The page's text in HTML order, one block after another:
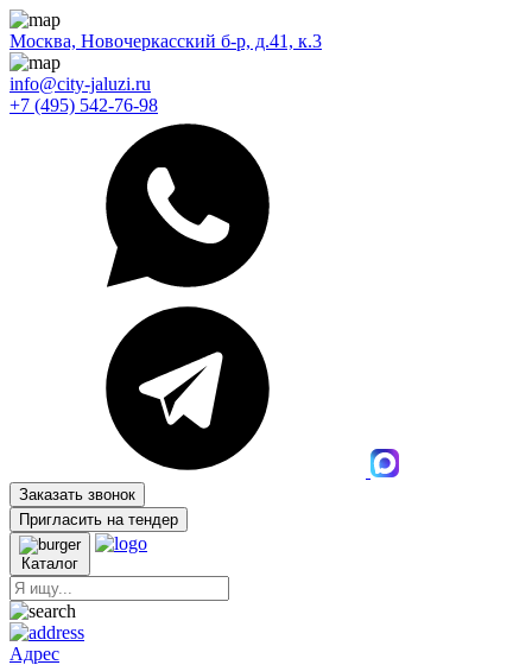
Москва, Новочеркасский б-р, д.41, к.3
info@city-jaluzi.ru
+7 (495) 542-76-98
Заказать звонок
Пригласить на тендер
Каталог
Адрес